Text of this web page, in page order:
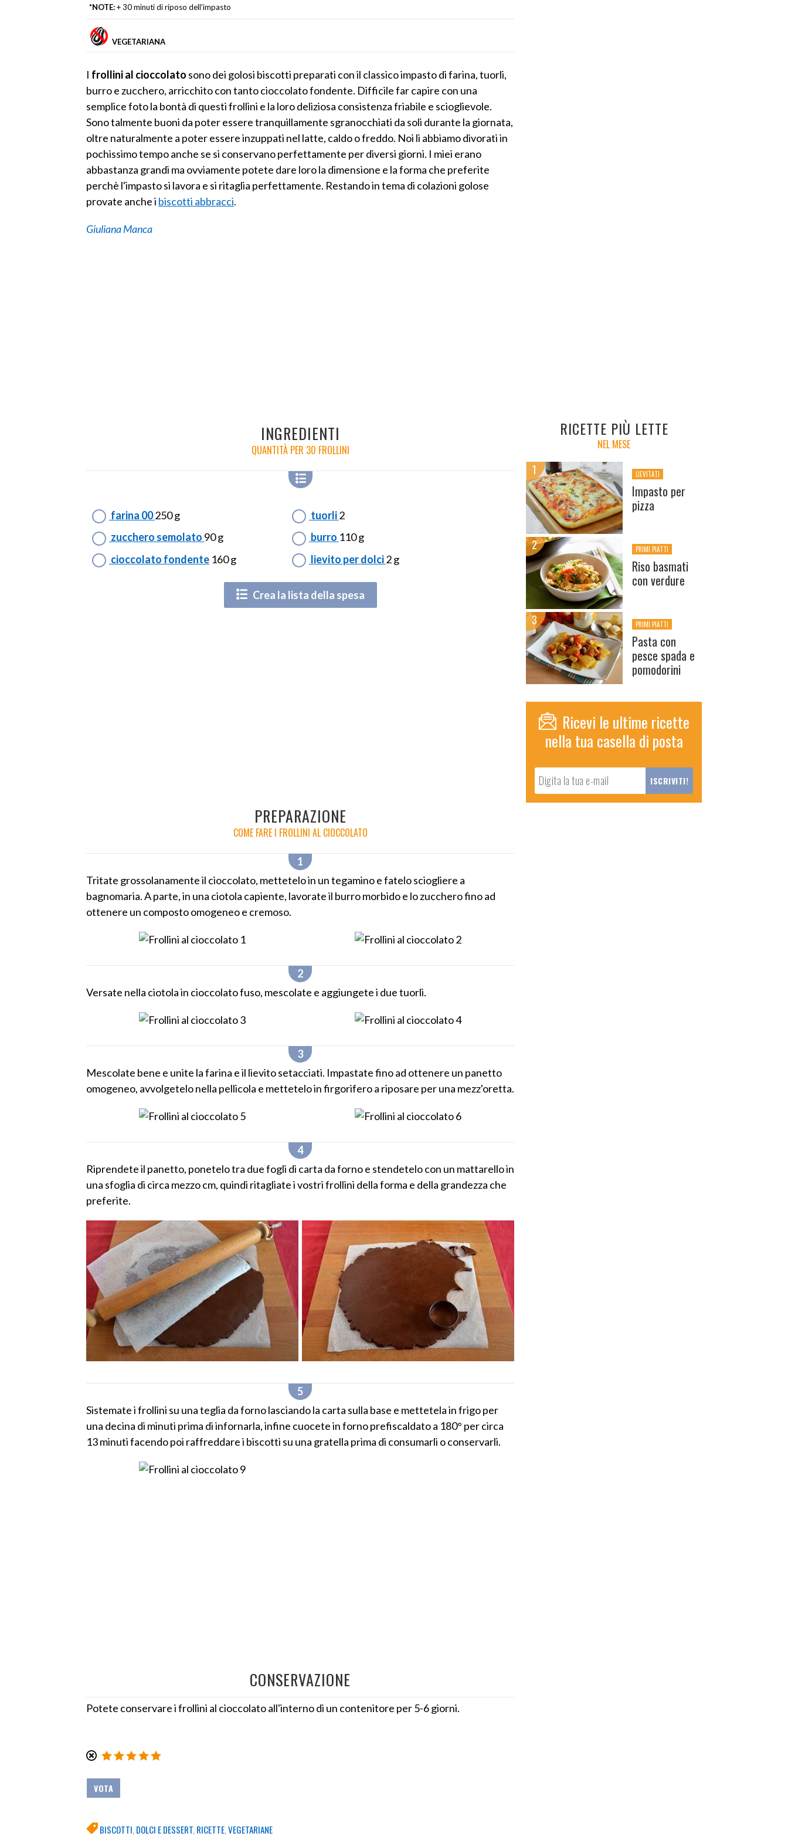
RICETTE PIÙ LETTE
NEL MESE
LIEVITATI
Impasto per
pizza
PRIMI PIATTI
Riso basmati
con verdure
PRIMI PIATTI
Pasta con
pesce spada e
pomodorini
Ricevi le ultime ricette
nella tua casella di posta
*NOTE:+ 30 minuti di riposo dell'impasto
VEGETARIANA
I frollini al cioccolato sono dei golosi biscotti preparati con il classico impasto di farina, tuorli,
burro e zucchero, arricchito con tanto cioccolato fondente. Difficile far capire con una
semplice foto la bontà di questi frollini e la loro deliziosa consistenza friabile e scioglievole.
Sono talmente buoni da poter essere tranquillamente sgranocchiati da soli durante la giornata,
oltre naturalmente a poter essere inzuppati nel latte, caldo o freddo. Noi li abbiamo divorati in
pochissimo tempo anche se si conservano perfettamente per diversi giorni. I miei erano
abbastanza grandi ma ovviamente potete dare loro la dimensione e la forma che preferite
perchè l'impasto si lavora e si ritaglia perfettamente. Restando in tema di colazioni golose
provate anche i biscotti abbracci.
Giuliana Manca
INGREDIENTI
QUANTITÀ PER 30 FROLLINI
farina 00250 g tuorli2
zucchero semolato 90 g burro 110 g
cioccolato fondente 160 g lievito per dolci2 g
Crea la lista della spesa
PREPARAZIONE
COME FARE I FROLLINI AL CIOCCOLATO
Tritate grossolanamente il cioccolato, mettetelo in un tegamino e fatelo sciogliere a
bagnomaria. A parte, in una ciotola capiente, lavorate il burro morbido e lo zucchero fino ad
ottenere un composto omogeneo e cremoso.
Versate nella ciotola in cioccolato fuso, mescolate e aggiungete i due tuorli.
Mescolate bene e unite la farina e il lievito setacciati. Impastate fino ad ottenere un panetto
omogeneo, avvolgetelo nella pellicola e mettetelo in firgorifero a riposare per una mezz'oretta.
Riprendete il panetto, ponetelo tra due fogli di carta da forno e stendetelo con un mattarello in
una sfoglia di circa mezzo cm, quindi ritagliate i vostri frollini della forma e della grandezza che
preferite.
Sistemate i frollini su una teglia da forno lasciando la carta sulla base e mettetela in frigo per
una decina di minuti prima di infornarla, infine cuocete in forno prefiscaldato a 180° per circa
13 minuti facendo poi raffreddare i biscotti su una gratella prima di consumarli o conservarli.
CONSERVAZIONE
Potete conservare i frollini al cioccolato all'interno di un contenitore per 5-6 giorni.
BISCOTTI DOLCI E DESSERT RICETTE VEGETARIANE